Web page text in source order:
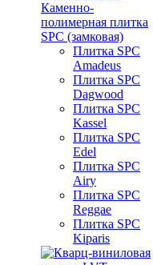
Каменно-
полимерная плитка
SPC (замковая)
Плитка SPC
Amadeus
Плитка SPC
Dagwood
Плитка SPC
Kassel
Плитка SPC
Edel
Плитка SPC
Airy
Плитка SPC
Reggae
Плитка SPC
Kiparis